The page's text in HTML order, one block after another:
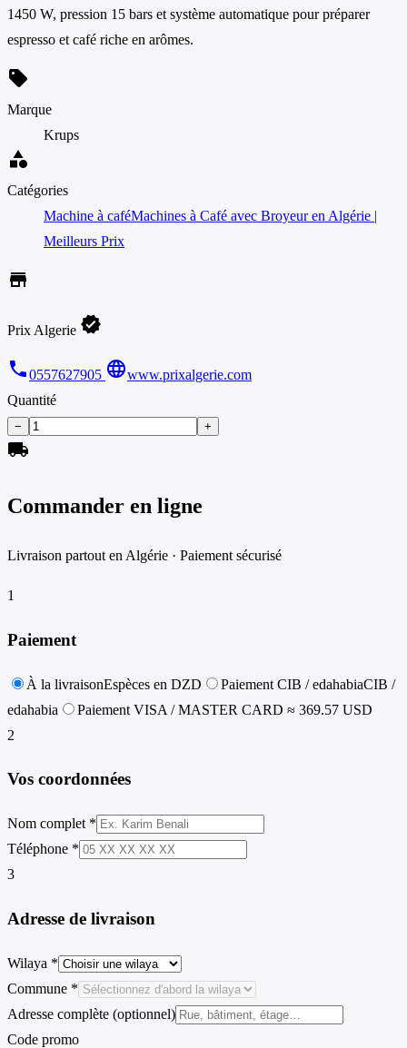
1450 W, pression 15 bars et système automatique pour préparer
espresso et café riche en arômes.
sell
Marque
Krups
category
Catégories
Machine à caféMachines à Café avec Broyeur en Algérie |
Meilleurs Prix
store
Prix Algerie verified
phone0557627905 languagewww.prixalgerie.com
Quantité
− +
local_shipping
Commander en ligne
Livraison partout en Algérie · Paiement sécurisé
1
Paiement
À la livraisonEspèces en DZD Paiement CIB / edahabiaCIB /
edahabia
Paiement VISA / MASTER CARD ≈ 369.57 USD
2
Vos coordonnées
Nom complet *
Téléphone *
3
Adresse de livraison
Wilaya *
Commune *
Adresse complète (optionnel)
Code promo